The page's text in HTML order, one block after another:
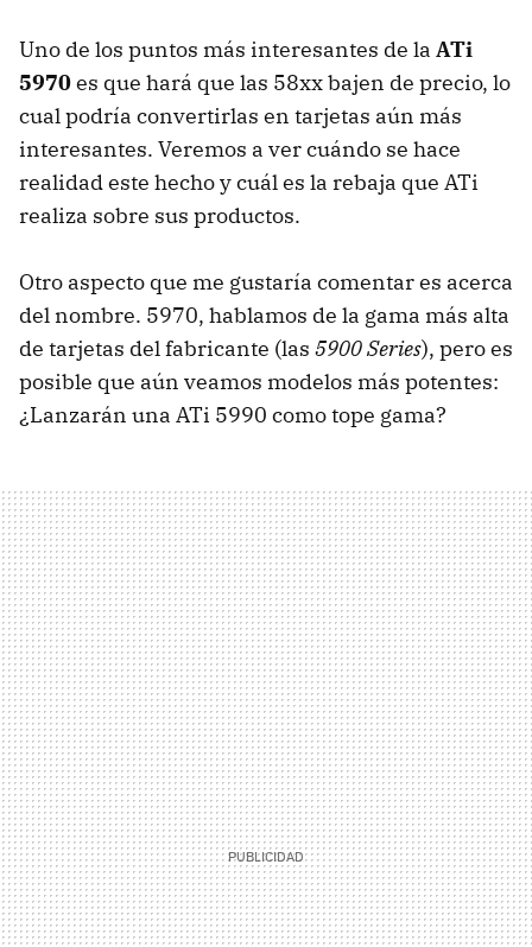
Uno de los puntos más interesantes de la ATi
5970es que hará que las 58xx bajen de precio, lo
cual podría convertirlas en tarjetas aún más
interesantes. Veremos a ver cuándo se hace
realidad este hecho y cuál es la rebaja que ATi
realiza sobre sus productos.
Otro aspecto que me gustaría comentar es acerca
del nombre. 5970, hablamos de la gama más alta
de tarjetas del fabricante (las 5900 Series), pero es
posible que aún veamos modelos más potentes:
¿Lanzarán una ATi 5990 como tope gama?